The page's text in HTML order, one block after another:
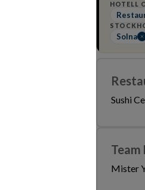
HOTELL
Solna
Sushi
Mister